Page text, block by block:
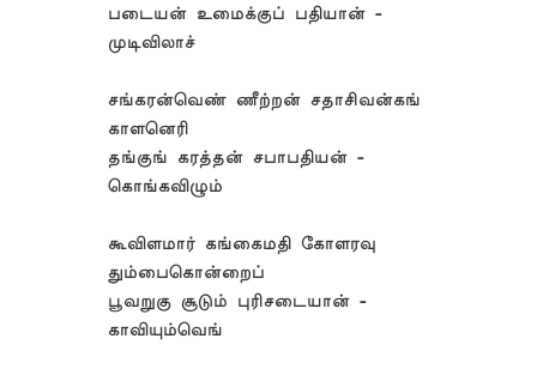
படையன் உமைக்குப் பதியான் -
முடிவிலாச்
சங்கரன்வெண் ணீற்றன் சதாசிவன்கங்
காளனெரி
தங்குங் கரத்தன் சபாபதியன் -
கொங்கவிழும்
கூவிளமார் கங்கைமதி கோளரவு
தும்பைகொன்றைப்
பூவறுகு சூடும் புரிசடையான் -
காவியும்வெங்